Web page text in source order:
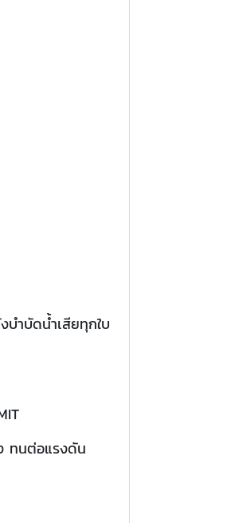
ำบัดน้ำเสียทุกใบ
ทนต่อแรงดัน